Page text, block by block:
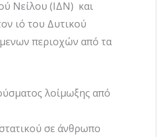
Νείλου (ΙΔΝ) και
ιό του Δυτικού
περιοχών από τα
λοίμωξης από
σε άνθρωπο